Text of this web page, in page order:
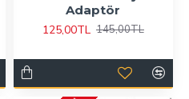
Adaptör
125,00TL 145,00TL